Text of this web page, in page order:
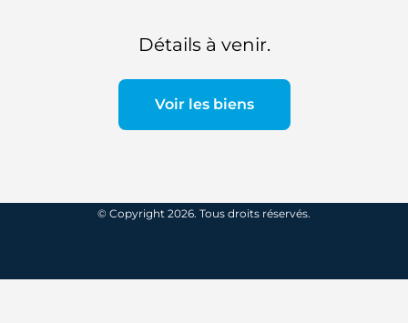
Détails à venir.
Voir les biens
© Copyright 2026. Tous droits réservés.